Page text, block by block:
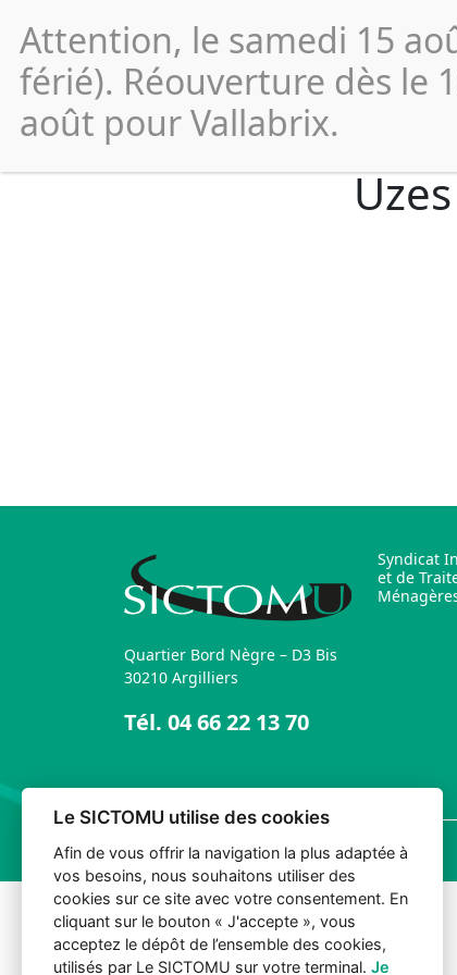
Vos
démarches
Quartier Bord Nègre – D3 Bis
30210 Argilliers
Tél. 04 66 22 13 70
Syndicat
et de
© 2026 Sictomu. Tout droits réservés.
Attention, le samedi 15
férié). Réouverture dès le
août pour Vallabrix.
Le SICTOMU utilise des cookies
Afin de vous offrir la navigation la plus adaptée à
vos besoins, nous souhaitons utiliser des
cookies sur ce site avec votre consentement. En
cliquant sur le bouton « J'accepte », vous
acceptez le dépôt de l’ensemble des cookies,
utilisés par Le SICTOMU sur votre terminal. Je